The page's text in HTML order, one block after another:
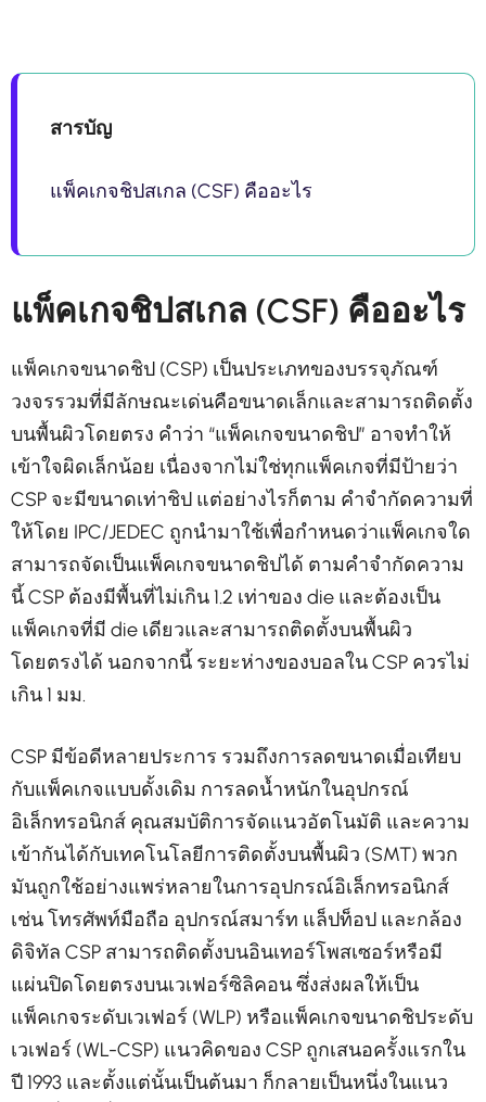
สารบัญ
แพ็คเกจชิปสเกล (CSF) คืออะไร
แพ็คเกจชิปสเกล (CSF) คืออะไร
แพ็คเกจขนาดชิป (CSP) เป็นประเภทของบรรจุภัณฑ์
วงจรรวมที่มีลักษณะเด่นคือขนาดเล็กและสามารถติดตั้ง
บนพื้นผิวโดยตรง คำว่า “แพ็คเกจขนาดชิป” อาจทำให้
เข้าใจผิดเล็กน้อย เนื่องจากไม่ใช่ทุกแพ็คเกจที่มีป้ายว่า
CSP จะมีขนาดเท่าชิป แต่อย่างไรก็ตาม คำจำกัดความที่
ให้โดย IPC/JEDEC ถูกนำมาใช้เพื่อกำหนดว่าแพ็คเกจใด
สามารถจัดเป็นแพ็คเกจขนาดชิปได้ ตามคำจำกัดความ
นี้ CSP ต้องมีพื้นที่ไม่เกิน 1.2 เท่าของ die และต้องเป็น
แพ็คเกจที่มี die เดียวและสามารถติดตั้งบนพื้นผิว
โดยตรงได้ นอกจากนี้ ระยะห่างของบอลใน CSP ควรไม่
เกิน 1 มม.
CSP มีข้อดีหลายประการ รวมถึงการลดขนาดเมื่อเทียบ
กับแพ็คเกจแบบดั้งเดิม การลดน้ำหนักในอุปกรณ์
อิเล็กทรอนิกส์ คุณสมบัติการจัดแนวอัตโนมัติ และความ
เข้ากันได้กับเทคโนโลยีการติดตั้งบนพื้นผิว (SMT) พวก
มันถูกใช้อย่างแพร่หลายในการอุปกรณ์อิเล็กทรอนิกส์
เช่น โทรศัพท์มือถือ อุปกรณ์สมาร์ท แล็ปท็อป และกล้อง
ดิจิทัล CSP สามารถติดตั้งบนอินเทอร์โพสเซอร์หรือมี
แผ่นปิดโดยตรงบนเวเฟอร์ซิลิคอน ซึ่งส่งผลให้เป็น
แพ็คเกจระดับเวเฟอร์ (WLP) หรือแพ็คเกจขนาดชิประดับ
เวเฟอร์ (WL-CSP) แนวคิดของ CSP ถูกเสนอครั้งแรกใน
ปี 1993 และตั้งแต่นั้นเป็นต้นมา ก็กลายเป็นหนึ่งในแนว